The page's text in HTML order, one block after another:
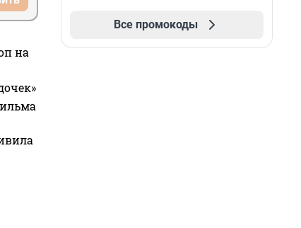
на
Все промокоды